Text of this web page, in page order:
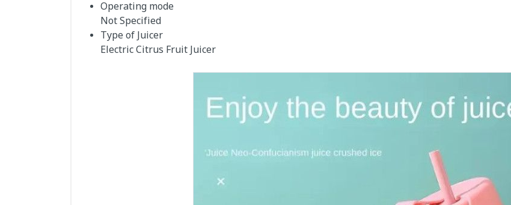
Operating mode
Not Specified
Type of Juicer
Electric Citrus Fruit Juicer